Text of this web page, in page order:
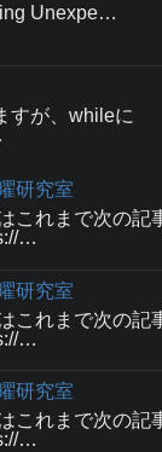
Unexpe…
すが、whileに
研究室
これまで次の記
…
研究室
これまで次の記
…
研究室
これまで次の記
…